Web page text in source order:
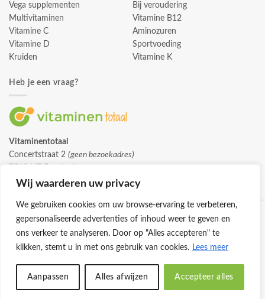
Wij waarderen uw privacy
We gebruiken cookies om uw browse-ervaring te verbeteren,
gepersonaliseerde advertenties of inhoud weer te geven en
ons verkeer te analyseren. Door op "Alles accepteren" te
klikken, stemt u in met ons gebruik van cookies. Lees meer
Aanpassen Alles afwijzen Accepteer alles
Vega supplementen
Multivitaminen
Vitamine C
Vitamine D
Kruiden
Bij veroudering
Vitamine B12
Aminozuren
Sportvoeding
Vitamine K
Heb je een vraag?
Vitaminentotaal
Concertstraat 2 (geen bezoekadres)
info@vitaminentotaal.nl
© 2026 -Vitaminentotaal.nl